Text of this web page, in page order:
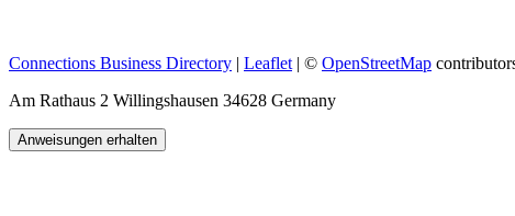
Connections Business Directory | Leaflet | © OpenStreetMap
Am Rathaus 2 Willingshausen 34628 Germany
Anweisungen erhalten